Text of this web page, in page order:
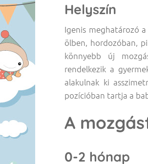
Helyszín
Igenis meghatározó
ölben, hordozóban,
könnyebb új
rendelkezik a
alakulnak ki
pozícióban tartja a
A
0-2 hónap